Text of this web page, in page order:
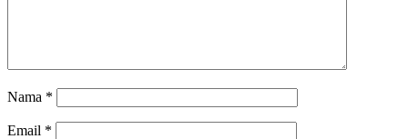
Nama *
Email *